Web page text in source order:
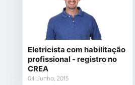
Eletricista com habilitação
profissional - registro no
CREA
04 Junho, 2015